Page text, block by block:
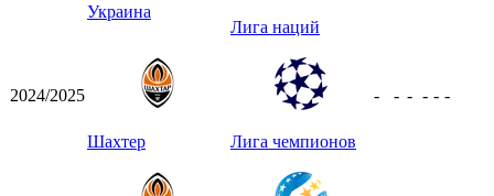
Украина
Лига наций
2024/2025
Шахтер Лига чемпионов
- - - - - -